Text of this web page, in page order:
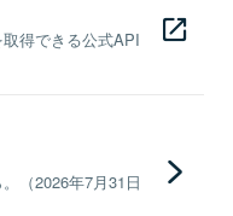
得できる公式API
（2026年7月31日